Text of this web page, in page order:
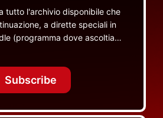
tutto l'archivio disponibile che
a dirette speciali in
(programma dove ascoltiamo
da nessuna altra parte
Subscribe